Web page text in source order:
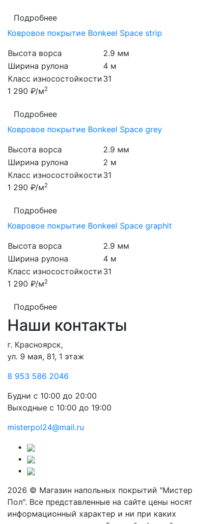
Подробнее
Ковровое покрытие Bonkeel Space strip
Высота ворса
2.9 мм
Ширина рулона
4 м
Класс износостойкости 31
1 290 ₽/м2
Подробнее
Ковровое покрытие Bonkeel Space grey
Высота ворса
2.9 мм
Ширина рулона
2 м
Класс износостойкости 31
1 290 ₽/м2
Подробнее
Ковровое покрытие Bonkeel Space graphit
Высота ворса
2.9 мм
Ширина рулона
4 м
Класс износостойкости 31
1 290 ₽/м2
Подробнее
Наши контакты
г. Красноярск,
ул. 9 мая, 81, 1 этаж
8 953 586 2046
Будни с 10:00 до 20:00
Выходные с 10:00 до 19:00
misterpol24@mail.ru
2026 © Магазин напольных покрытий "Мистер
Пол". Все представленные на сайте цены носят
информационный характер и ни при каких